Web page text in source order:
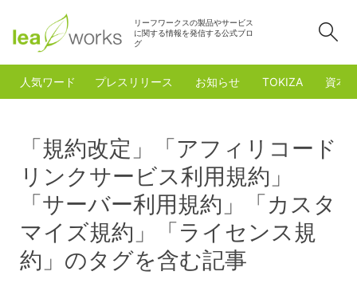
リーフワークスの製品やサービス
に関する情報を発信する公式ブロ
グ
人気ワード プレスリリース お知らせ TOKIZA 資本
「規約改定」「アフィリコード
リンクサービス利用規約」
「サーバー利用規約」「カスタ
マイズ規約」「ライセンス規
約」のタグを含む記事